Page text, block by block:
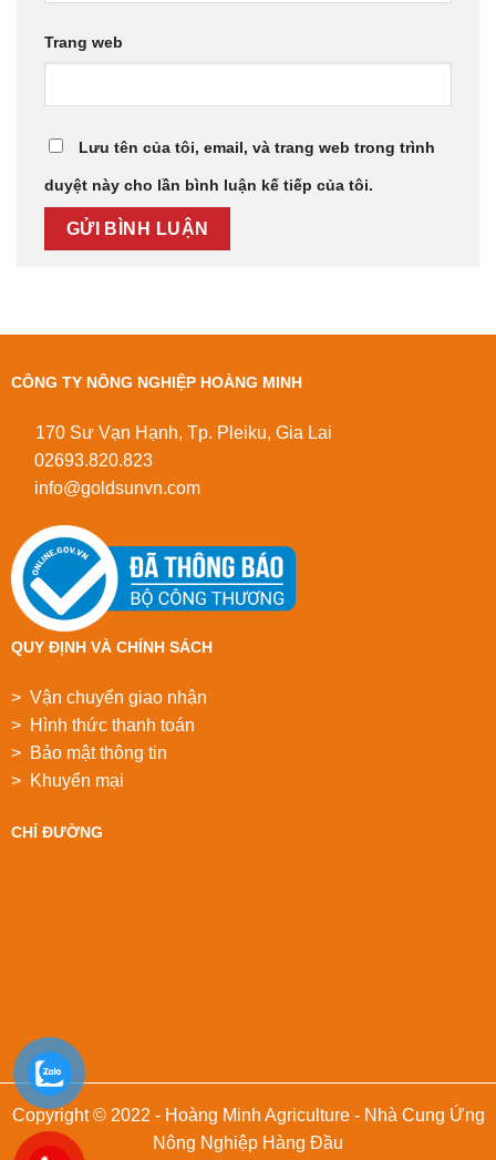
Trang web
Lưu tên của tôi, email, và trang web trong trình
duyệt này cho lần bình luận kế tiếp của tôi.
CÔNG TY NÔNG NGHIỆP HOÀNG MINH
170 Sư Vạn Hạnh, Tp. Pleiku, Gia Lai
02693.820.823
info@goldsunvn.com
QUY ĐỊNH VÀ CHÍNH SÁCH
> Vận chuyển giao nhận
> Hình thức thanh toán
> Bảo mật thông tin
> Khuyển mại
CHỈ ĐƯỜNG
Copyright © 2022 - Hoàng Minh Agriculture - Nhà Cung Ứng
Nông Nghiệp Hàng Đầu